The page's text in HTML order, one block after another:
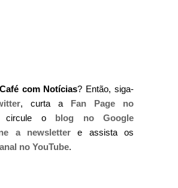
Café com Notícias? Então, siga-
, curta a Fan Page no
circule o blog no Google
a newsletter e assista os
no YouTube.